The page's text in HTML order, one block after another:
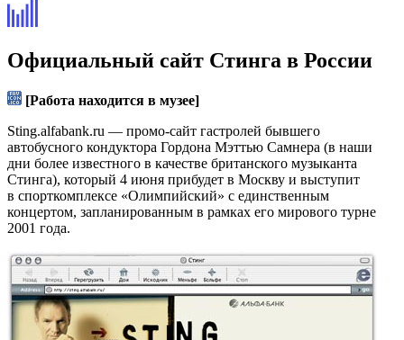
Официальный сайт Стинга в России
[Работа находится в музее]
Sting.alfabank.ru — промо-сайт гастролей бывшего
автобусного кондуктора Гордона Мэттью Самнера (в наши
дни более известного в качестве британского музыканта
Стинга), который 4 июня прибудет в Москву и выступит
в спорткомплексе «Олимпийский» с единственным
концертом, запланированным в рамках его мирового турне
2001 года.